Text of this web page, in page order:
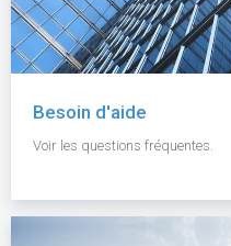
Besoin d'aide
Voir les questions fréquentes.